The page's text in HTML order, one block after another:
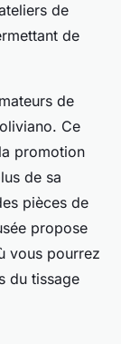
de
de
de
Ce
promotion
de sa
pièces de
propose
vous pourrez
du tissage